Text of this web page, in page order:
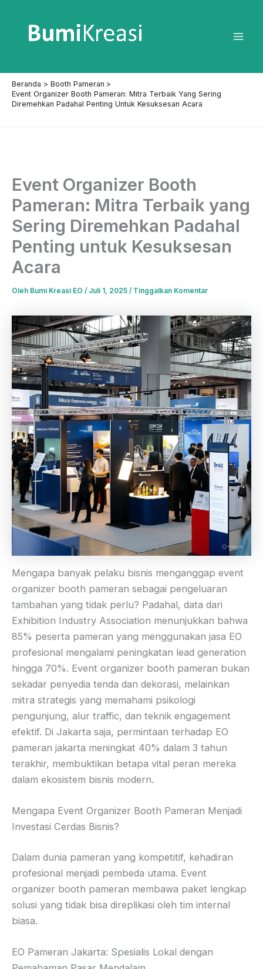
konten
Beranda
Booth Pameran
Event Organizer Booth Pameran: Mitra Terbaik Yang Sering
Diremehkan Padahal Penting Untuk Kesuksesan Acara
Event Organizer Booth
Pameran: Mitra Terbaik yang
Sering Diremehkan Padahal
Penting untuk Kesuksesan
Acara
Oleh Bumi Kreasi EO / Juli 1, 2025 / Tinggalkan Komentar
Mengapa banyak pelaku bisnis menganggap event
organizer booth pameran sebagai pengeluaran
tambahan yang tidak perlu? Padahal, data dari
Exhibition Industry Association menunjukkan bahwa
85% peserta pameran yang menggunakan jasa EO
profesional mengalami peningkatan lead generation
hingga 70%. Event organizer booth pameran bukan
sekadar penyedia tenda dan dekorasi, melainkan
mitra strategis yang memahami psikologi
pengunjung, alur traffic, dan teknik engagement
efektif. Di Jakarta saja, permintaan terhadap EO
pameran jakarta meningkat 40% dalam 3 tahun
terakhir, membuktikan betapa vital peran mereka
dalam ekosistem bisnis modern.
Mengapa Event Organizer Booth Pameran Menjadi
Investasi Cerdas Bisnis?
Dalam dunia pameran yang kompetitif, kehadiran
profesional menjadi pembeda utama. Event
organizer booth pameran membawa paket lengkap
solusi yang tidak bisa direplikasi oleh tim internal
biasa.
EO Pameran Jakarta: Spesialis Lokal dengan